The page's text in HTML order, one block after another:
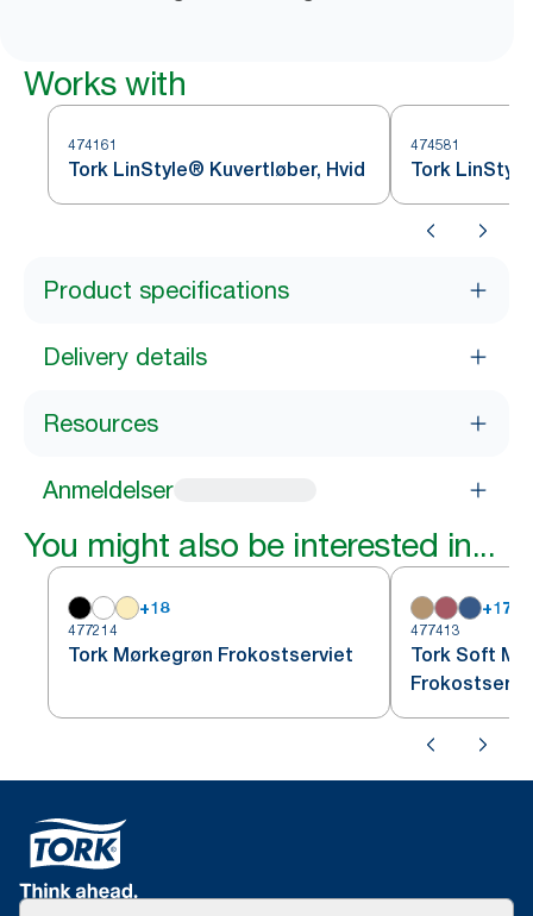
Works with
474161
Tork LinStyle® Kuvertløber, Hvid
474581
Tork LinStyle
Product specifications
Delivery details
Resources
Anmeldelser
You might also be interested in...
+18
477214
Tork Mørkegrøn Frokostserviet
+17
477413
Tork Soft